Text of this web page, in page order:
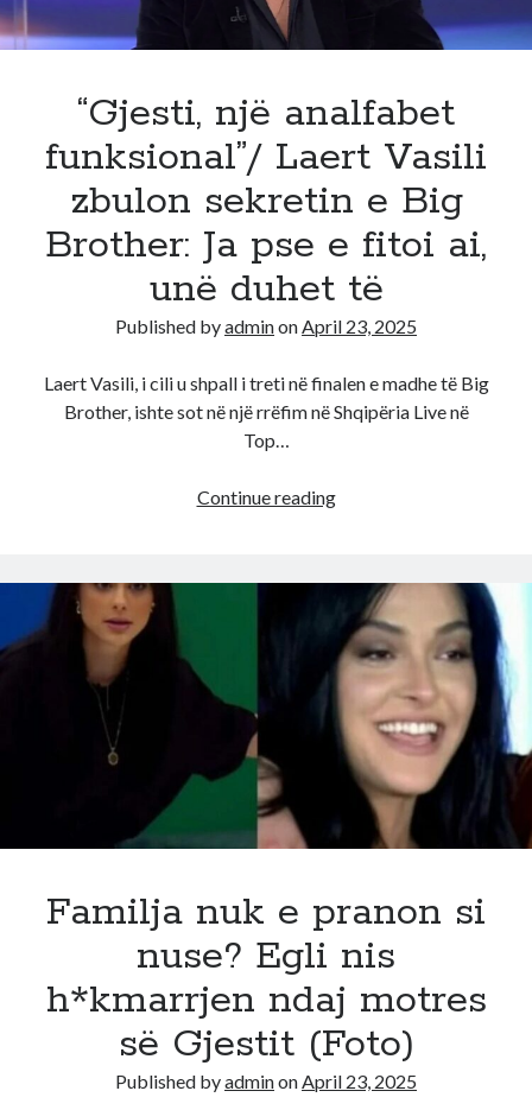
tyre
tani
“Gjesti, një analfabet
funksional”/ Laert Vasili
zbulon sekretin e Big
Brother: Ja pse e fitoi ai,
unë duhet të
Published byadminonApril 23, 2025
Laert Vasili, i cili u shpall i treti në finalen e madhe të Big
Brother, ishte sot në një rrëfim në Shqipëria Live në
Top…
Continue reading“Gjesti,
funksional”/
Laert
Vasili
zbulon
sekretin
e
Big
Brother:
pse
ai,
unë
të
Familja nuk e pranon si
nuse? Egli nis
h*kmarrjen ndaj motres
së Gjestit (Foto)
Published byadminonApril 23, 2025